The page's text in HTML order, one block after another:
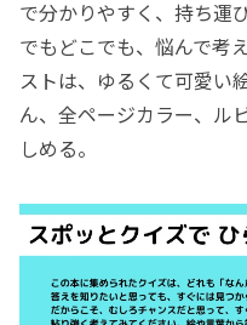
で分かりやすく、持ち運
でもどこでも、悩んで考
ストは、ゆるくて可愛い
ん、全ページカラー、ル
しめる。